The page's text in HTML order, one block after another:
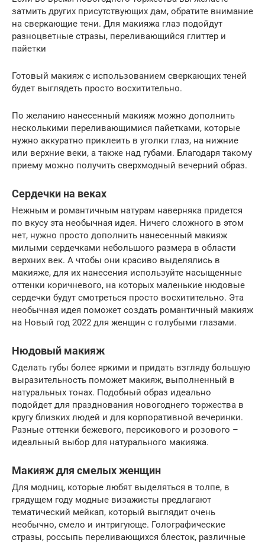
затмить других присутствующих дам, обратите внимание
на сверкающие тени. Для макияжа глаз подойдут
разноцветные стразы, переливающийся глиттер и
пайетки
Готовый макияж с использованием сверкающих теней
будет выглядеть просто восхитительно.
По желанию нанесенный макияж можно дополнить
несколькими переливающимися пайетками, которые
нужно аккуратно приклеить в уголки глаз, на нижние
или верхние веки, а также над губами. Благодаря такому
приему можно получить сверхмодный вечерний образ.
Сердечки на веках
Нежным и романтичным натурам наверняка придется
по вкусу эта необычная идея. Ничего сложного в этом
нет, нужно просто дополнить нанесенный макияж
милыми сердечками небольшого размера в области
верхних век. А чтобы они красиво выделялись в
макияже, для их нанесения используйте насыщенные
оттенки коричневого, на которых маленькие нюдовые
сердечки будут смотреться просто восхитительно. Эта
необычная идея поможет создать романтичный макияж
на Новый год 2022 для женщин с голубыми глазами.
Нюдовый макияж
Сделать губы более яркими и придать взгляду большую
выразительность поможет макияж, выполненный в
натуральных тонах. Подобный образ идеально
подойдет для празднования новогоднего торжества в
кругу близких людей и для корпоративной вечеринки.
Разные оттенки бежевого, персикового и розового –
идеальный выбор для натурального макияжа.
Макияж для смелых женщин
Для модниц, которые любят выделяться в толпе, в
грядущем году модные визажисты предлагают
тематический мейкап, который выглядит очень
необычно, смело и интригующе. Голографические
стразы, россыпь переливающихся блесток, различные